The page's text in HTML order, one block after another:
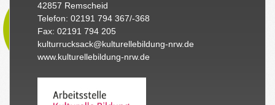
42857 Remscheid
Telefon: 02191 794 367/-368
Fax: 02191 794 205
kulturrucksack@kulturellebildung-nrw.de
www.kulturellebildung-nrw.de